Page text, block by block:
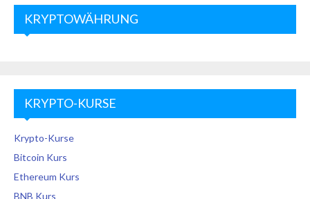
KRYPTOWÄHRUNG
KRYPTO-KURSE
Krypto-Kurse
Bitcoin Kurs
Ethereum Kurs
BNB Kurs